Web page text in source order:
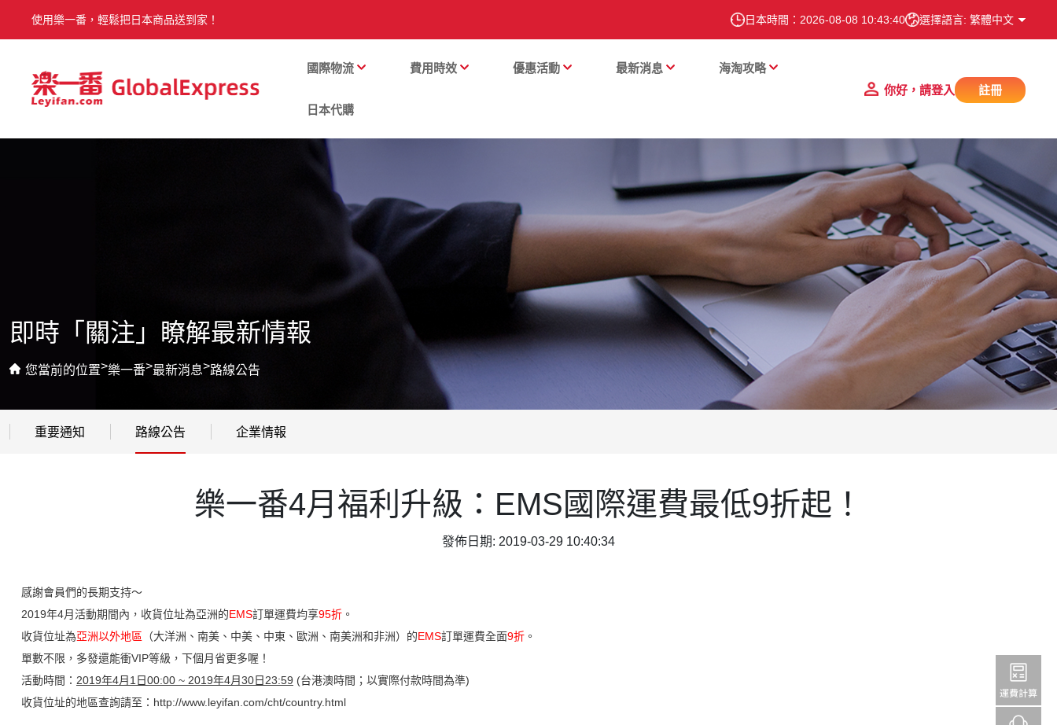
使用樂一番，輕鬆把日本商品送到家！ 日本時間： 2026-08-08 10:43:41 選擇語言: 繁體中文
國際物流 費用時效 優惠活動 最新消息 海淘攻略
日本代購
你好，請登入 註冊
即時「關注」瞭解最新情報
您當前的位置>樂一番>最新消息>路線公告
重要通知 路線公告 企業情報
樂一番4月福利升級：EMS國際運費最低9折起！
發佈日期: 2019-03-29 10:40:34
感謝會員們的長期支持～
2019年4月活動期間內，收貨位址為亞洲的EMS訂單運費均享95折 。
收貨位址為亞洲以外地區 （大洋洲、南美、中美、中東、歐洲、南美洲和非洲）的EMS訂單運費全面9折 。
單數不限，多發還能衝VIP等級，下個月省更多喔！
活動時間： 2019年4月1日00:00 ~ 2019年4月30日23:59 (台港澳時間；以實際付款時間為準)
收貨位址的地區查詢請至： http://www.leyifan.com/cht/country.html